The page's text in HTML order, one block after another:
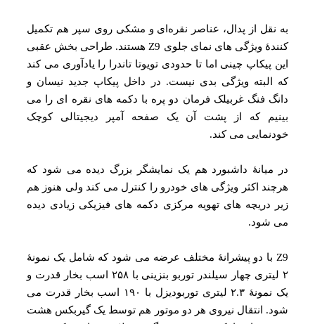
نقل از پدال، عناصر نقره‌ای و مشکی روی سپر هم تکمیل‌
کنندهٔ ویژگی‌ های نمای جلوی Z9 هستند. طراحی بخش عقبی
پیکاپ چینی اما تا حدودی تویوتا تاندرا را یادآوری می‌ کند
البته ویژگی بدی نیست. در داخل پیکاپ جدید نیسان و
فنگ غربیلک فرمان دو پره با دکمه‌ های نقره‌ ای را می‌
که از پشت آن یک صفحه آمپر دیجیتالی کوچک
می‌ کند.
میانهٔ داشبورد هم یک نمایشگر بزرگ دیده می‌ شود که
اکثر ویژگی‌ های خودرو را کنترل می‌ کند ولی هنوز هم
دریچه‌ های تهویه مرکزی دکمه‌ های فیزیکی زیادی دیده
شود.
Z9 با دو پیشرانهٔ مختلف عرضه می‌ شود که شامل یک نمونهٔ
۲ لیتری چهار سیلندر توربو بنزینی با ۲۵۸ اسب بخار قدرت و
یک نمونهٔ ۲.۳ لیتری توربودیزل با ۱۹۰ اسب بخار قدرت می‌
انتقال نیروی هر دو موتور هم توسط یک گیربکس هشت